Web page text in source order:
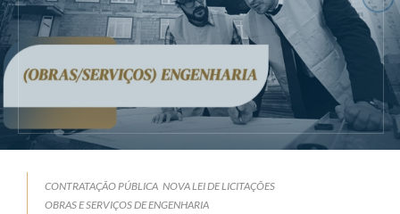
CONTRATAÇÃO PÚBLICA NOVA LEI DE LICITAÇÕES
OBRAS E SERVIÇOS DE ENGENHARIA